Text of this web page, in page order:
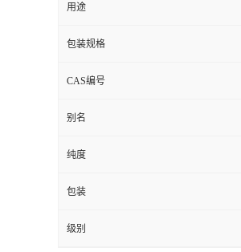
用途
包装规格
CAS编号
别名
纯度
包装
级别